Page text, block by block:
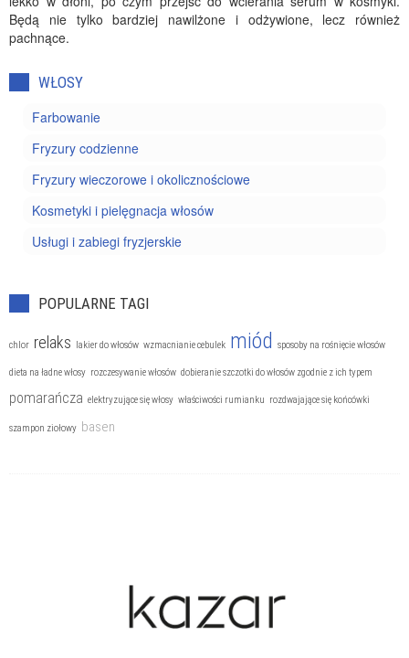
Będą nie tylko bardziej nawilżone i odżywione, lecz również
pachnące.
WŁOSY
Farbowanie
Fryzury codzienne
Fryzury wieczorowe i okolicznościowe
Kosmetyki i pielęgnacja włosów
Usługi i zabiegi fryzjerskie
POPULARNE TAGI
chlor relaks lakier do włosów wzmacnianie cebulek miód sposoby na rośnięcie włosów
dieta na ładne włosy rozczesywanie włosów dobieranie szczotki do włosów zgodnie z ich typem
pomarańcza elektryzujące się włosy właściwości rumianku rozdwajające się końcówki
szampon ziołowy basen